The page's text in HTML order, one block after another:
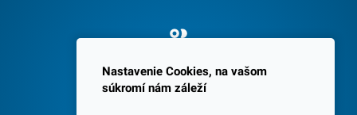
Spokojných 3600 zákazníkov
Nastavenie Cookies, na vašom
súkromí nám záleží